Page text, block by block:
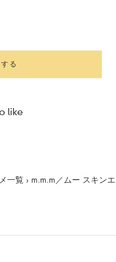
る
like
一覧 › m.m.m／ムー スキンエ